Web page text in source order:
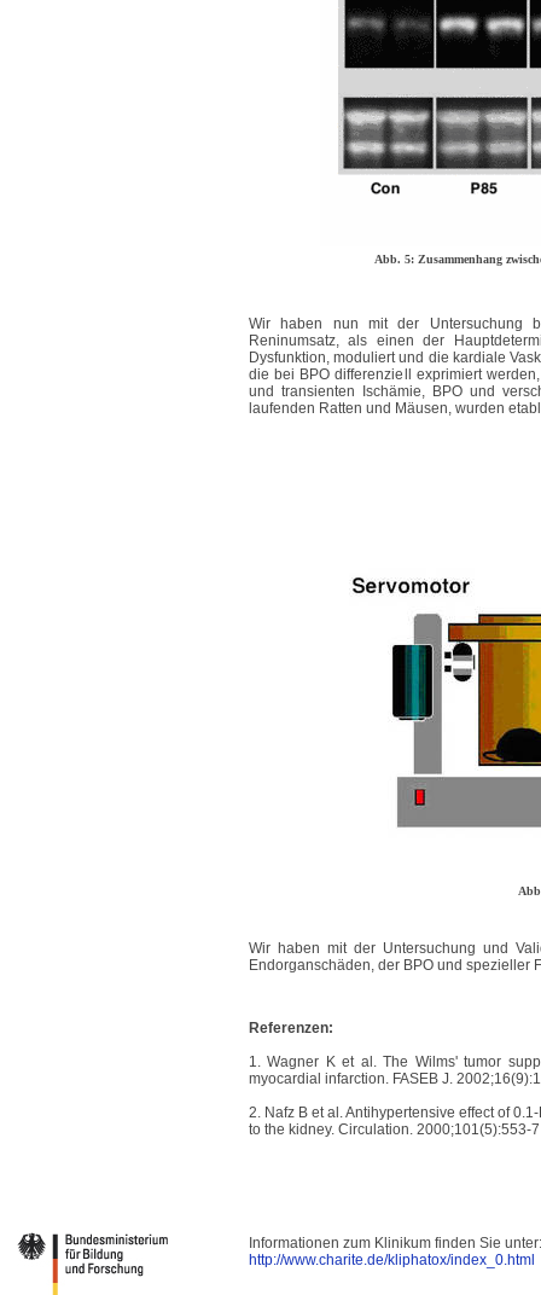
Abb. 5: Zusammenhang
Wir haben nun mit der Untersuchung
Reninumsatz, als einen der
Dysfunktion, moduliert und die kardiale
die bei BPO differenziell exprimiert
und transienten Ischämie, BPO und
laufenden Ratten und Mäusen, wurden
Wir haben mit der Untersuchung und
Endorganschäden, der BPO und
Referenzen:
1. Wagner K et al. The Wilms' tumor
myocardial infarction. FASEB J.
2. Nafz B et al. Antihypertensive effect of
to the kidney. Circulation. 2000;101(5):553-7
Informationen zum Klinikum finden Sie unter:
http://www.charite.de/kliphatox/index_0.html